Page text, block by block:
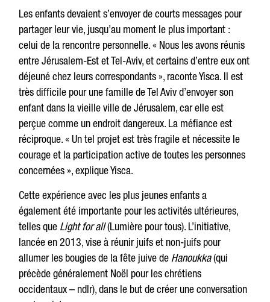
Les enfants devaient s’envoyer de courts messages pour
partager leur vie, jusqu’au moment le plus important :
celui de la rencontre personnelle. « Nous les avons réunis
entre Jérusalem-Est et Tel-Aviv, et certains d’entre eux ont
déjeuné chez leurs correspondants », raconte Yisca. Il est
très difficile pour une famille de Tel Aviv d’envoyer son
enfant dans la vieille ville de Jérusalem, car elle est
perçue comme un endroit dangereux. La méfiance est
réciproque. « Un tel projet est très fragile et nécessite le
courage et la participation active de toutes les personnes
concernées », explique Yisca.
Cette expérience avec les plus jeunes enfants a
également été importante pour les activités ultérieures,
telles que Light for all(Lumière pour tous). L’initiative,
lancée en 2013, vise à réunir juifs et non-juifs pour
allumer les bougies de la fête juive de Hanoukka(qui
précède généralement Noël pour les chrétiens
occidentaux – ndlr), dans le but de créer une conversation